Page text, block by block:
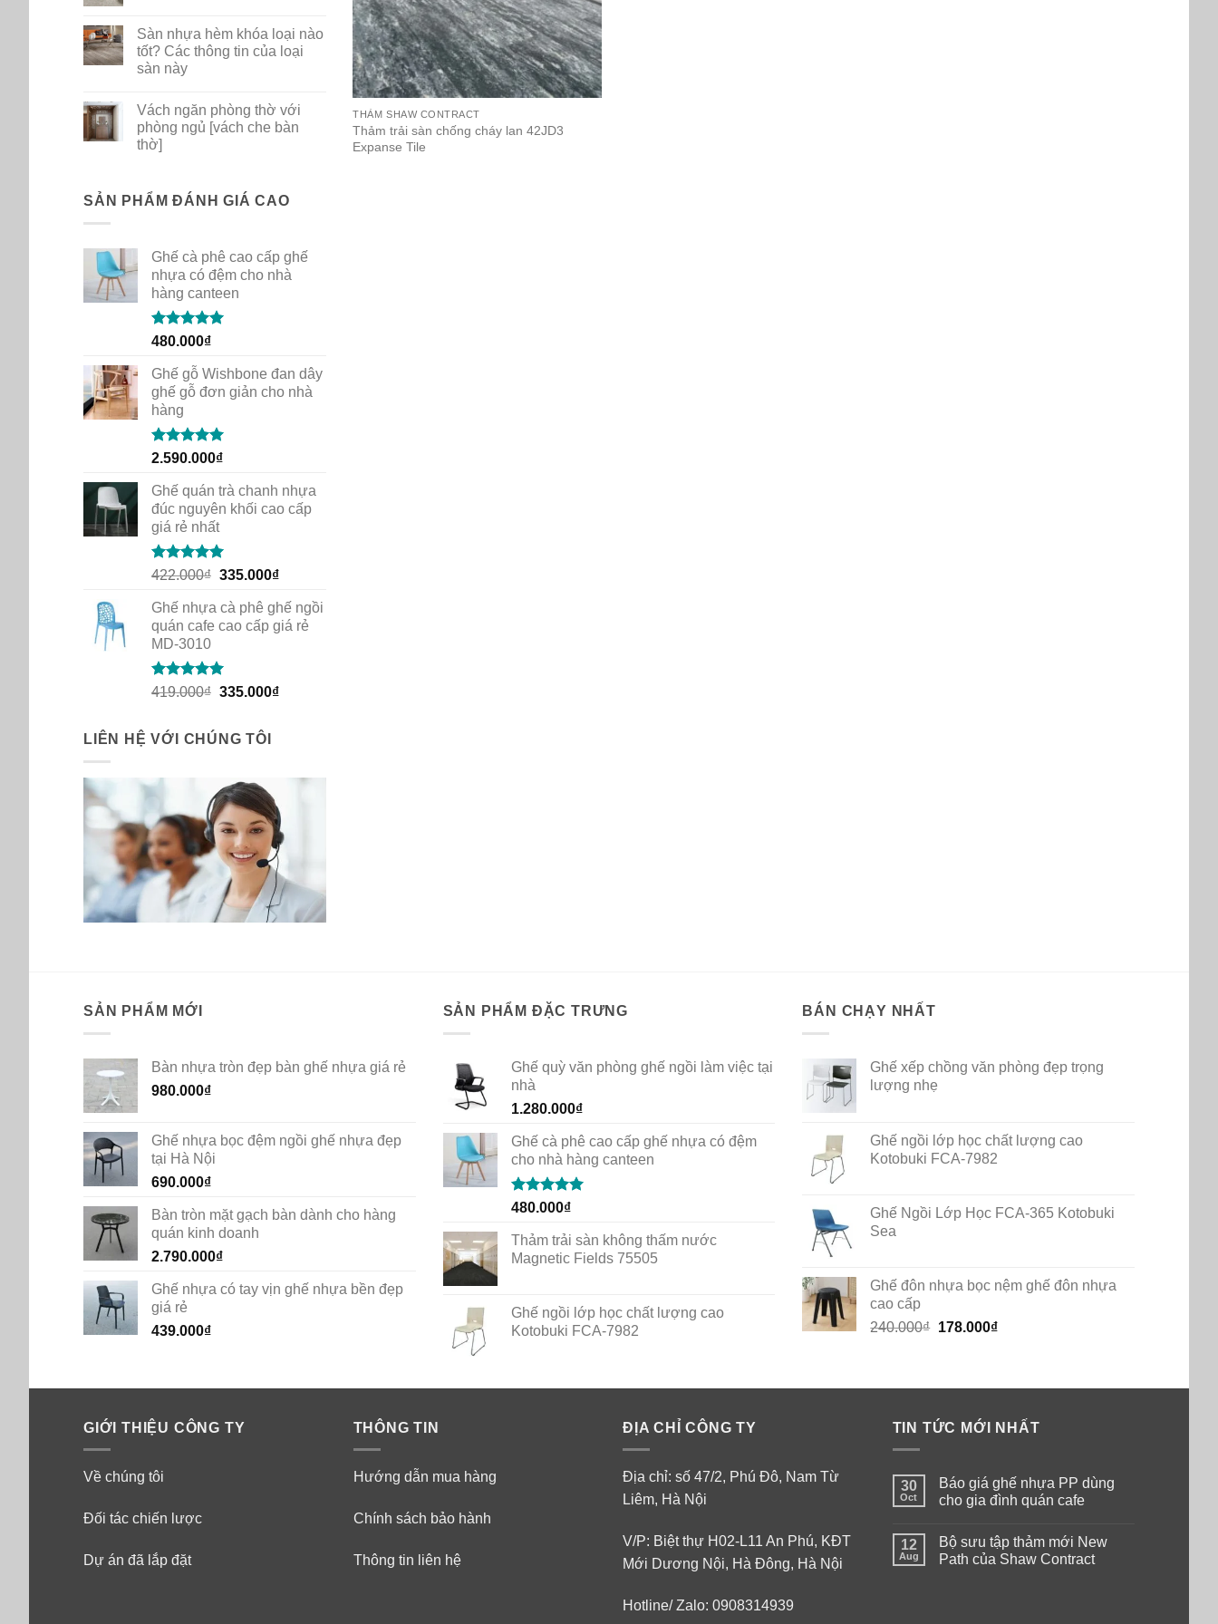
PP
dùng
cho
gia
cafe
on
Bộ
sưu
tập
New
Path
của
Shaw
Contract
Sàn nhựa hèm khóa loại nào
tốt? Các thông tin của loại
sàn này
on
Sàn
nhựa
hèm
tốt?
Các
loại
sàn
Vách ngăn phòng thờ với
phòng ngủ [vách che bàn
thờ]
Vách
phòng
ngủ
[vách
bàn
thờ]
SẢN PHẨM ĐÁNH GIÁ CAO
Ghế cà phê cao cấp ghế
nhựa có đệm cho nhà
hàng canteen
Rated5.00
480.000₫
Ghế gỗ Wishbone đan dây
ghế gỗ đơn giản cho nhà
hàng
Rated5.00
2.590.000₫
Ghế quán trà chanh nhựa
đúc nguyên khối cao cấp
giá rẻ nhất
Rated5.00
422.000₫ Original
was:
422.000₫.
335.000₫Current
is:
335.000₫.
Ghế nhựa cà phê ghế ngồi
quán cafe cao cấp giá rẻ
MD-3010
Rated5.00
419.000₫ Original
419.000₫.
335.000₫Current
LIÊN HỆ VỚI CHÚNG TÔI
THẢM SHAW CONTRACT
Thảm trải sàn chống cháy lan 42JD3
Expanse Tile
SẢN PHẨM MỚI
Bàn nhựa tròn đẹp bàn ghế nhựa giá rẻ
980.000₫
Ghế nhựa bọc đệm ngồi ghế nhựa đẹp
tại Hà Nội
690.000₫
Bàn tròn mặt gạch bàn dành cho hàng
quán kinh doanh
2.790.000₫
Ghế nhựa có tay vịn ghế nhựa bền đẹp
giá rẻ
439.000₫
SẢN PHẨM ĐẶC TRƯNG
Ghế quỳ văn phòng ghế ngồi làm việc tại
nhà
1.280.000₫
Ghế cà phê cao cấp ghế nhựa có đệm
cho nhà hàng canteen
Rated5.00
480.000₫
Thảm trải sàn không thấm nước
Magnetic Fields 75505
Ghế ngồi lớp học chất lượng cao
Kotobuki FCA-7982
BÁN CHẠY NHẤT
Ghế xếp chồng văn phòng đẹp trọng
lượng nhẹ
Ghế ngồi lớp học chất lượng cao
Kotobuki FCA-7982
Ghế Ngồi Lớp Học FCA-365 Kotobuki
Sea
Ghế đôn nhựa bọc nệm ghế đôn nhựa
cao cấp
240.000₫ Original
178.000₫Current
GIỚI THIỆU CÔNG TY
Về chúng tôi
Đối tác chiến lược
Dự án đã lắp đặt
THÔNG TIN
Hướng dẫn mua hàng
Chính sách bảo hành
Thông tin liên hệ
ĐỊA CHỈ CÔNG TY
Địa chỉ: số 47/2, Phú Đô, Nam Từ
Liêm, Hà Nội
V/P: Biệt thự H02-L11 An Phú, KĐT
Mới Dương Nội, Hà Đông, Hà Nội
Hotline/ Zalo: 0908314939
TIN TỨC MỚI NHẤT
30
Oct
Báo giá ghế nhựa PP dùng
cho gia đình quán cafe
on
Báo
giá
12
Aug
Bộ sưu tập thảm mới New
Path của Shaw Contract